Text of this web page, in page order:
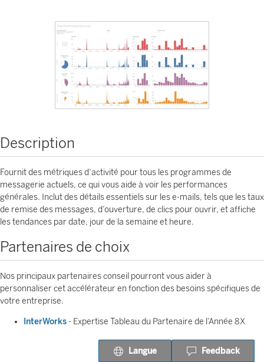
Description
Fournit des métriques d’activité pour tous les programmes de
messagerie actuels, ce qui vous aide à voir les performances
générales. Inclut des détails essentiels sur les e-mails, tels que les taux
de remise des messages, d’ouverture, de clics pour ouvrir, et affiche
les tendances par date, jour de la semaine et heure.
Partenaires de choix
Nos principaux partenaires conseil pourront vous aider à
personnaliser cet accélérateur en fonction des besoins spécifiques de
votre entreprise.
InterWorks - Expertise Tableau du Partenaire de l’Année 8X
Langue Feedback